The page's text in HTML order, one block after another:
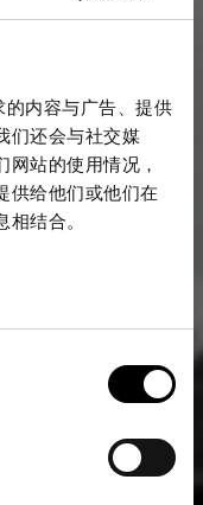
内容与广告、提供
们还会与社交媒
站的使用情况，
供给他们或他们在
结合。